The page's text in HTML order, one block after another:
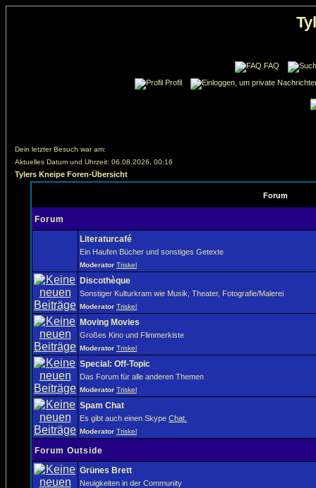
FAQ
Profil
Dein letzter Besuch war am:
Aktuelles Datum und Uhrzeit: 06.08.2026, 00:16
Tylers Kneipe Foren-Übersicht
Forum
Forum
Literaturcafé
Ein Haufen Bücher und sonstiges Getexte
Moderator Triskel
Discothèque
Sonstiger Kulturkram wie Musik, Theater, Fotografie/Malerei
Moderator Triskel
Moving Movies
Großes Kino und Flimmerkiste
Moderator Triskel
Special: Off-Topic
Das Forum für alle anderen Themen
Moderator Triskel
Spam Chat
Es gibt auch einen Skype Chat.
Moderator Triskel
Forum Outside
Grünes Brett
Neuigkeiten in der Community